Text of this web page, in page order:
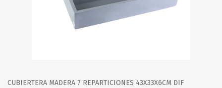
CUBIERTERA MADERA 7 REPARTICIONES 43X33X6CM DIF